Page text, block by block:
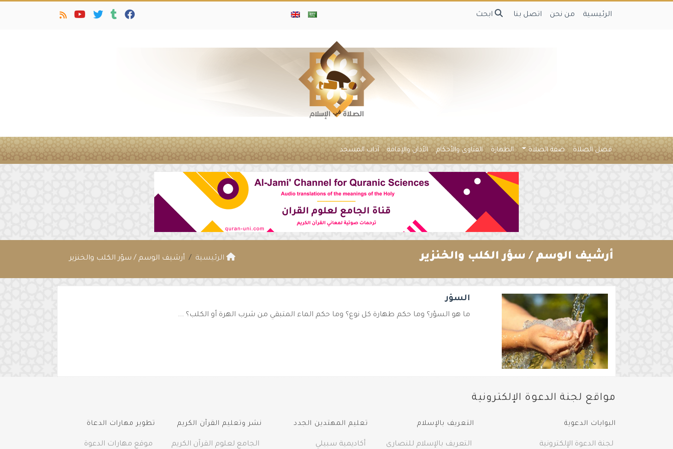
الرئيسية من نحن اتصل بنا ابحث
فضل الصلاة صفة الصلاة الطهارة الفتاوى والأحكام الأذان والإقامة آداب المسجد
أرشيف الوسم / سؤر الكلب والخنزير الرئيسية أرشيف الوسم / سؤر الكلب والخنزير
السؤر
ما هو السؤر؟ وما حكم طهارة كل نوع؟ وما حكم الماء المتبقي من شرب الهرة أو الكلب؟ ...
مواقع لجنة الدعوة الإلكترونية
البوابات الدعوية
لجنة الدعوة الإلكترونية
التعريف بالإسلام
التعريف بالإسلام للنصارى
تعليم المهتدين الجدد
أكاديمية سبيلي
نشر وتعليم القرآن الكريم
الجامع لعلوم القرآن الكريم
تطوير مهارات الدعاة
موقع مهارات الدعوة